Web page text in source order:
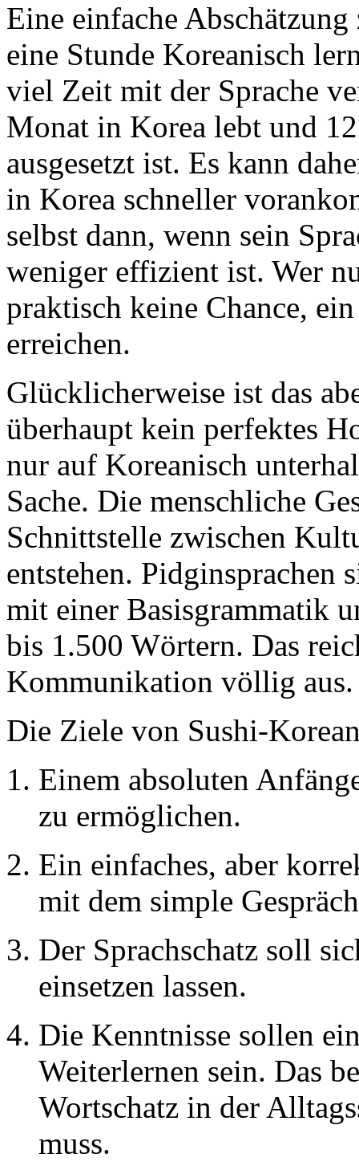
Eine einfache
eine Stunde Koreanisch
viel Zeit mit der Sprache
Monat in Korea lebt und
ausgesetzt ist. Es kann
in Korea schneller
selbst dann, wenn sein
weniger effizient ist. Wer
praktisch keine Chance,
erreichen.
Glücklicherweise ist das
überhaupt kein perfektes
nur auf Koreanisch
Sache. Die menschliche
Schnittstelle zwischen
entstehen. Pidginsprachen
mit einer Basisgrammatik
bis 1.500 Wörtern. Das
Kommunikation völlig aus.
Die Ziele von Sushi-
Einem absoluten
zu ermöglichen.
Ein einfaches, aber
mit dem simple
Der Sprachschatz soll
einsetzen lassen.
Die Kenntnisse sollen
Weiterlernen sein. Das
Wortschatz in der
muss.